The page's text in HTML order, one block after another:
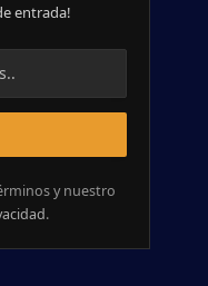
entrada!
y nuestro
.